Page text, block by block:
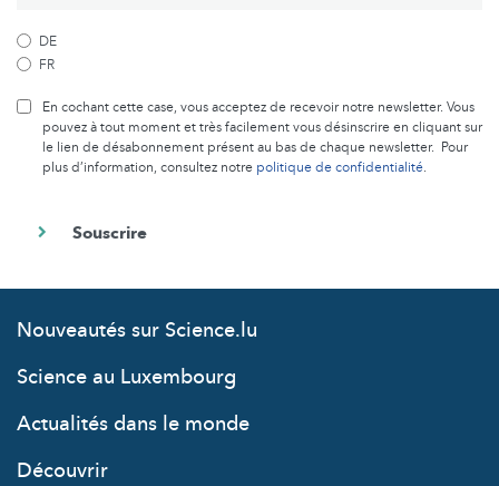
DE
FR
En cochant cette case, vous acceptez de recevoir notre newsletter. Vous
pouvez à tout moment et très facilement vous désinscrire en cliquant sur
le lien de désabonnement présent au bas de chaque newsletter. Pour
plus d’information, consultez notre politique de confidentialité.
Nouveautés sur Science.lu
Science au Luxembourg
Actualités dans le monde
Découvrir